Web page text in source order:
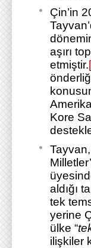
Çin’in
aşırı
etmiştir.
Kore
aldığı
tek
yerine
ülke “
ilişkiler